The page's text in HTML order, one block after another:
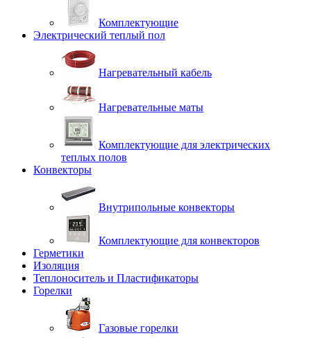
Комплектующие
Электрический теплый пол
Нагревательный кабель
Нагревательные маты
Комплектующие для электрических
теплых полов
Конвекторы
Внутрипольные конвекторы
Комплектующие для конвекторов
Герметики
Изоляция
Теплоноситель и Пластификаторы
Горелки
Газовые горелки